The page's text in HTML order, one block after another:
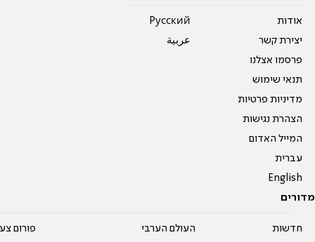
אודות
יצירת קשר
פרסמו אצלנו
תנאי שימוש
מדיניות פרטיות
הצהרת נגישות
המייל האדום
עברית
English
Pусский
عربية
מדורים
חדשות העולם הערבי פורום